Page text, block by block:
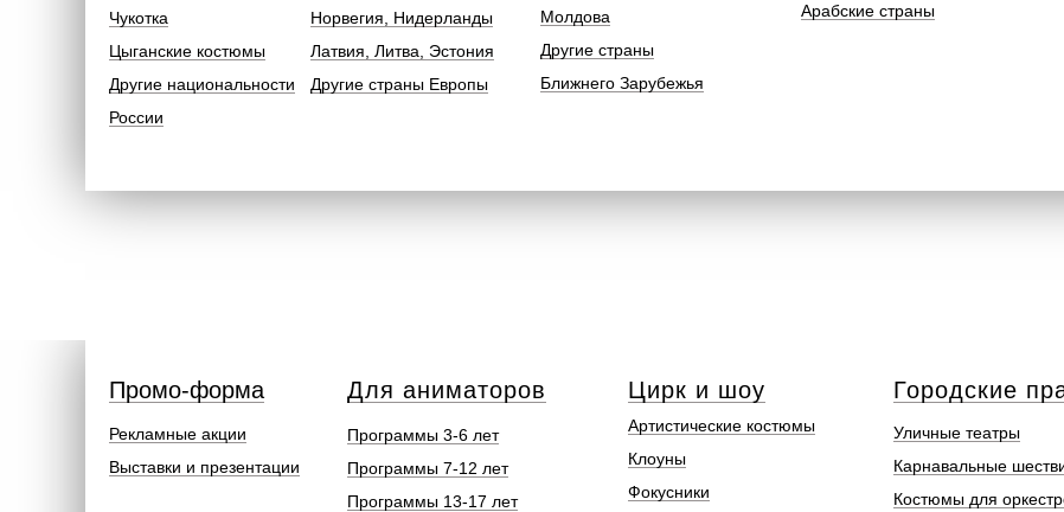
Молдова
Другие страны
Ближнего Зарубежья
Норвегия, Нидерланды
Латвия, Литва, Эстония
Другие страны Европы
Чукотка
Цыганские костюмы
Другие национальности
России
Арабские страны
Рекламные акции
Выставки и презентации
Промо-форма
Программы 3-6 лет
Программы 7-12 лет
Программы 13-17 лет
Уличные театры
Карнавальные
Костюмы для
Городские
Для аниматоров
Артистические костюмы
Клоуны
Фокусники
Цирк и шоу